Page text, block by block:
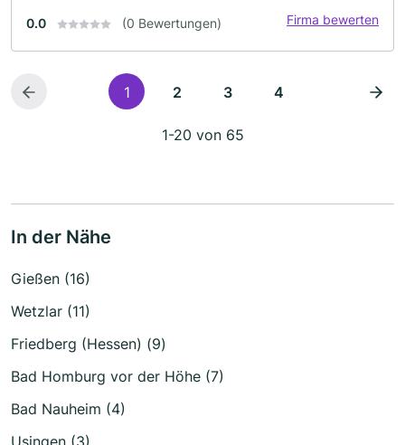
0.0 (0 Bewertungen) Firma bewerten
1 2 3 4
1-20 von 65
In der Nähe
Gießen (16)
Wetzlar (11)
Friedberg (Hessen) (9)
Bad Homburg vor der Höhe (7)
Bad Nauheim (4)
Usingen (3)